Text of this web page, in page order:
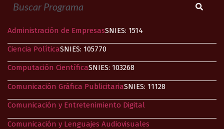
Administración de EmpresasSNIES: 1514
Ciencia PolíticaSNIES: 105770
Computación CientíficaSNIES: 103268
Comunicación Gráfica PublicitariaSNIES: 11128
Comunicación y Entretenimiento Digital​
Comunicación y Lenguajes Audiovisuales